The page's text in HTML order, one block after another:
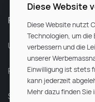
Für Unternehmen
Unsere
Partnerunternehmen
Sitemap
Diese Website
Diese Website nutzt
Technologien, um
verbessern und die
unserer
Einwilligung ist stets
kann jederzeit
Mehr dazu finden